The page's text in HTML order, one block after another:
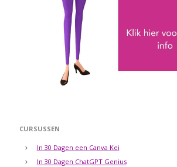
CURSUSSEN
In 30 Dagen een Canva Kei
In 30 Dagen ChatGPT Genius